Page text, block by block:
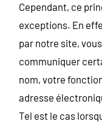
Cependant, ce
exceptions. En
par notre site,
communiquer
nom, votre
adresse
Tel est le cas